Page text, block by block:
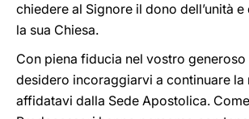
chiedere al Signore il dono dell’unità
la sua Chiesa.
Con piena fiducia nel vostro
desidero incoraggiarvi a continuare la
affidatavi dalla Sede Apostolica.